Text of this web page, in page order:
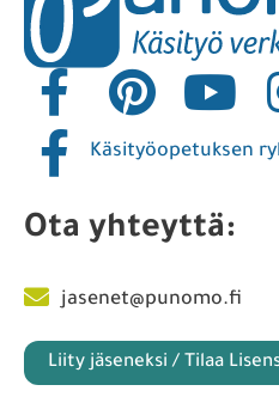
Käsityöopetuksen
Ota yhteyttä:
jasenet@punomo.fi
Liity jäseneksi / Tilaa